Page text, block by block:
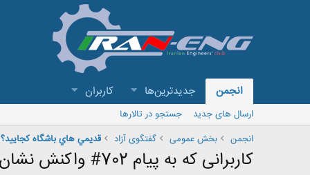
انجمن جدیدترین‌ها کاربران
ارسال های جدید
جستجو در تالارها
انجمن
بخش عمومی گفتگوی آزاد قديمي هاي باشگاه
کاربرانی که به پیام 702# واکنش نشان داده اند